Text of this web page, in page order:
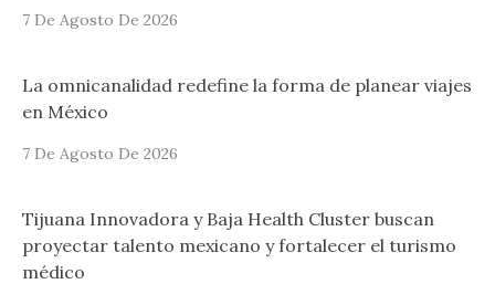
7 De Agosto De 2026
La omnicanalidad redefine la forma de planear viajes
en México
7 De Agosto De 2026
Tijuana Innovadora y Baja Health Cluster buscan
proyectar talento mexicano y fortalecer el turismo
médico